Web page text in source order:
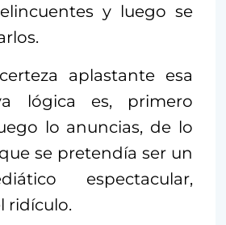
y luego se
aplastante esa
lógica es, primero
lo anuncias, de lo
se pretendía ser un
espectacular,
ridículo.